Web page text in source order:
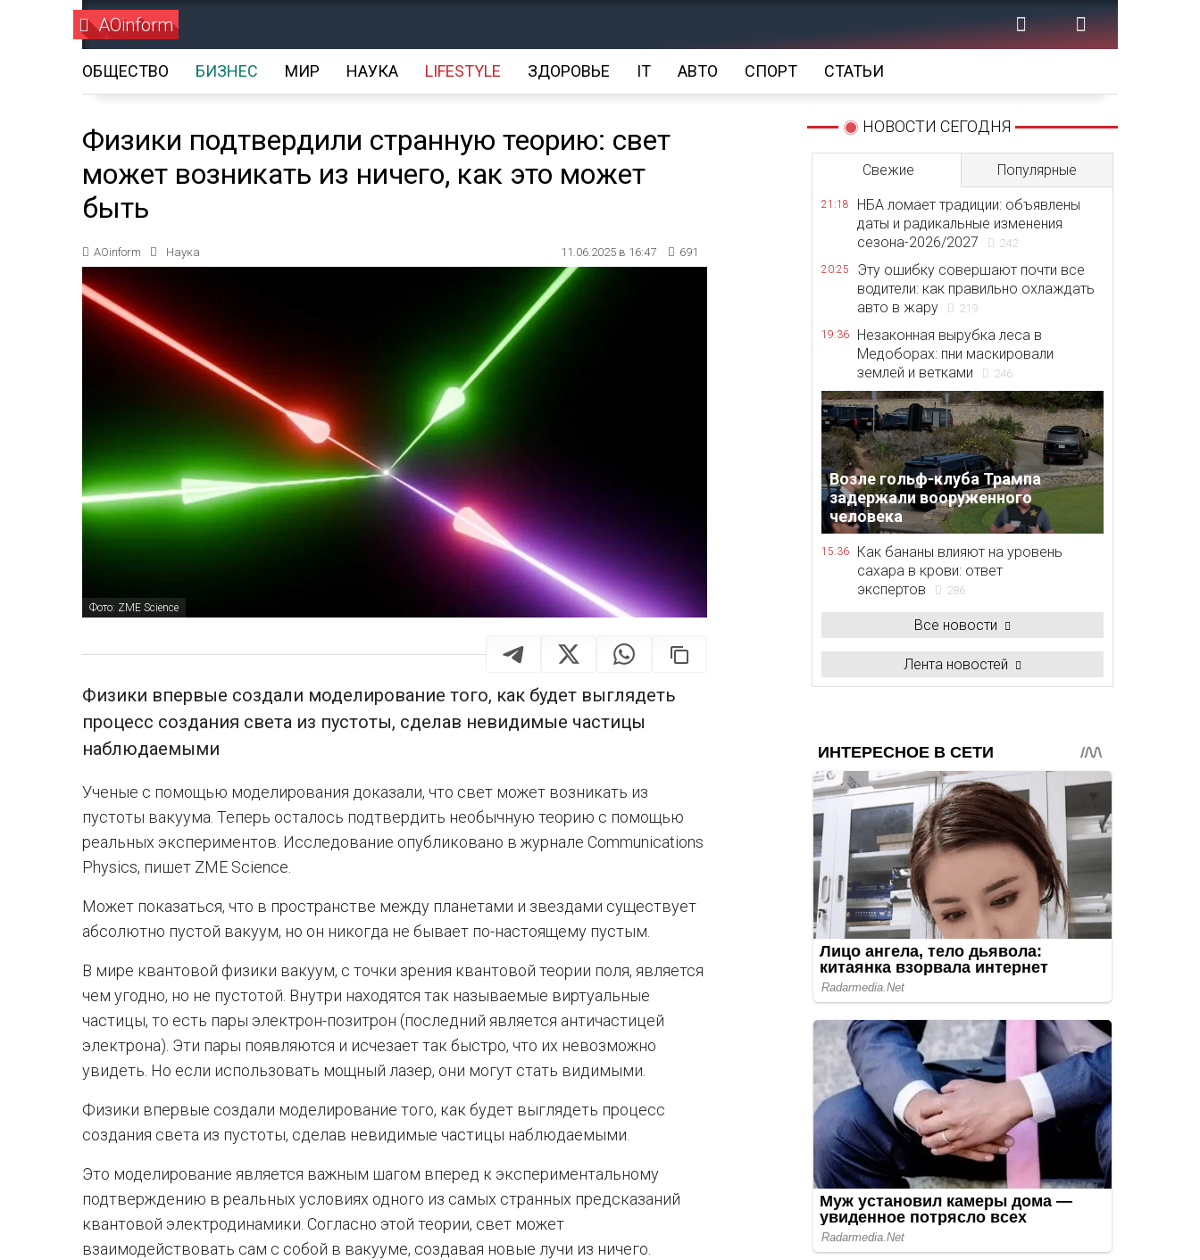
AOinform
ОБЩЕСТВО БИЗНЕС МИР НАУКА LIFESTYLE ЗДОРОВЬЕ IT АВТО СПОРТ СТАТЬИ
Физики подтвердили странную теорию: свет
может возникать из ничего, как это может
быть
AOinform Наука 11.06.2025 в 16:47 691
Фото: ZME Science
Физики впервые создали моделирование того, как будет выглядеть
процесс создания света из пустоты, сделав невидимые частицы
наблюдаемыми
Ученые с помощью моделирования доказали, что свет может возникать из
пустоты вакуума. Теперь осталось подтвердить необычную теорию с помощью
реальных экспериментов. Исследование опубликовано в журнале Communications
Physics, пишет ZME Science.
Может показаться, что в пространстве между планетами и звездами существует
абсолютно пустой вакуум, но он никогда не бывает по-настоящему пустым.
В мире квантовой физики вакуум, с точки зрения квантовой теории поля, является
чем угодно, но не пустотой. Внутри находятся так называемые виртуальные
частицы, то есть пары электрон-позитрон (последний является античастицей
электрона). Эти пары появляются и исчезает так быстро, что их невозможно
увидеть. Но если использовать мощный лазер, они могут стать видимыми.
Физики впервые создали моделирование того, как будет выглядеть процесс
создания света из пустоты, сделав невидимые частицы наблюдаемыми.
Это моделирование является важным шагом вперед к экспериментальному
подтверждению в реальных условиях одного из самых странных предсказаний
квантовой электродинамики. Согласно этой теории, свет может
взаимодействовать сам с собой в вакууме, создавая новые лучи из ничего.
НОВОСТИ СЕГОДНЯ
Свежие Популярные
21:18
НБА ломает традиции: объявлены
даты и радикальные изменения
сезона-2026/2027
242
20:25
Эту ошибку совершают почти все
водители: как правильно охлаждать
авто в жару
219
19:36
Незаконная вырубка леса в
Медоборах: пни маскировали
землей и ветками
246
Возле гольф-клуба Трампа
задержали вооруженного
человека
15:36
Как бананы влияют на уровень
сахара в крови: ответ
экспертов
286
Все новости
Лента новостей